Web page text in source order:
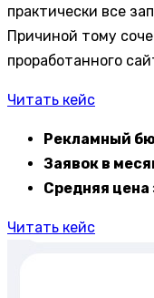
практически все
Причиной тому
проработанного
Читать кейс
Рекламный
Заявок в
Средняя цена
Читать кейс